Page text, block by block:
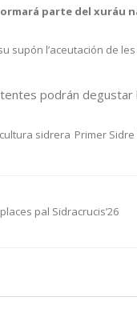
parte del xuráu
supón l’aceutación de
podrán
cultura sidrera Primer Sidre
pal Sidracrucis’26